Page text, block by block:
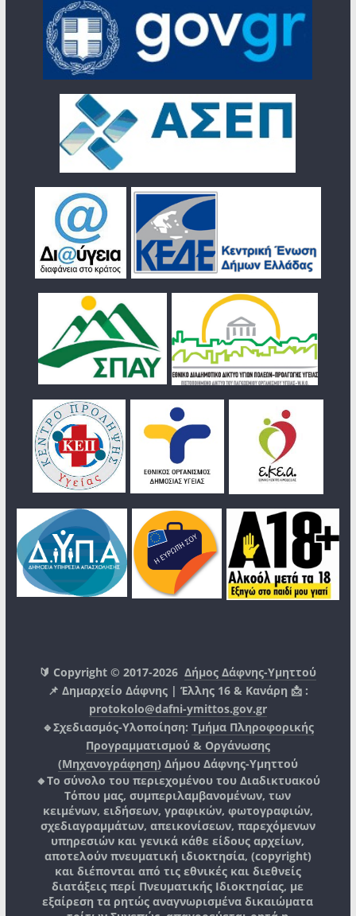
🔰 Copyright © 2017-2026Δήμος Δάφνης-Υμηττού
📌 Δημαρχείο Δάφνης | Έλλης 16 & Κανάρη 📩 :
protokolo@dafni-ymittos.gov.gr
🔹Σχεδιασμός-Υλοποίηση: Τμήμα Πληροφορικής
Προγραμματισμού & Οργάνωσης
(Μηχανογράφηση) Δήμου Δάφνης-Υμηττού
🔸Το σύνολο του περιεχομένου του Διαδικτυακού
Τόπου μας, συμπεριλαμβανομένων, των
κειμένων, ειδήσεων, γραφικών, φωτογραφιών,
σχεδιαγραμμάτων, απεικονίσεων, παρεχόμενων
υπηρεσιών και γενικά κάθε είδους αρχείων,
αποτελούν πνευματική ιδιοκτησία, (copyright)
και διέπονται από τις εθνικές και διεθνείς
διατάξεις περί Πνευματικής Ιδιοκτησίας, με
εξαίρεση τα ρητώς αναγνωρισμένα δικαιώματα